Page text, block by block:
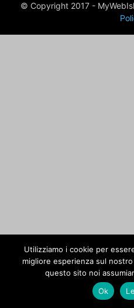
© Copyright 2017 -
Utilizziamo i cookie per
migliore esperienza sul
questo sito noi
Ok